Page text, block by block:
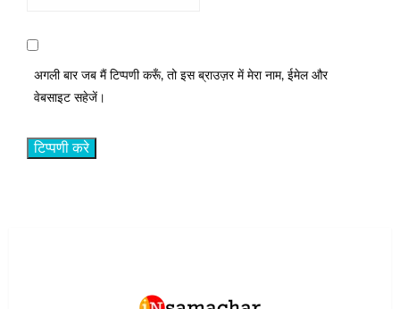
अगली बार जब मैं टिप्पणी करूँ, तो इस ब्राउज़र में मेरा नाम, ईमेल और
वेबसाइट सहेजें।